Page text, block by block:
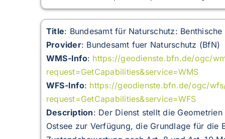
Title: Bundesamt für Naturschutz: Benthische
Provider: Bundesamt fuer Naturschutz (BfN)
WMS-Info: https://geodienste.bfn.de/ogc/
request=GetCapabilities&service=WMS
WFS-Info: https://geodienste.bfn.de/ogc/
request=GetCapabilities&service=WFS
Description: Der Dienst stellt die
Ostsee zur Verfügung, die Grundlage für die